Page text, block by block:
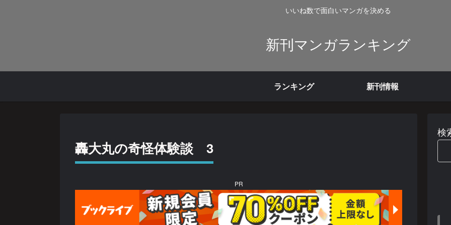
いいね数で面白いマンガを決める
新刊マンガランキング
ランキング 新刊情報
轟大丸の奇怪体験談 3
PR
検